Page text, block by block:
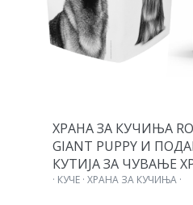
ХРАНА ЗА КУЧИЊА
GIANT PUPPY И
КУТИЈА ЗА ЧУВАЊЕ
· КУЧЕ · ХРАНА ЗА КУЧИЊА ·